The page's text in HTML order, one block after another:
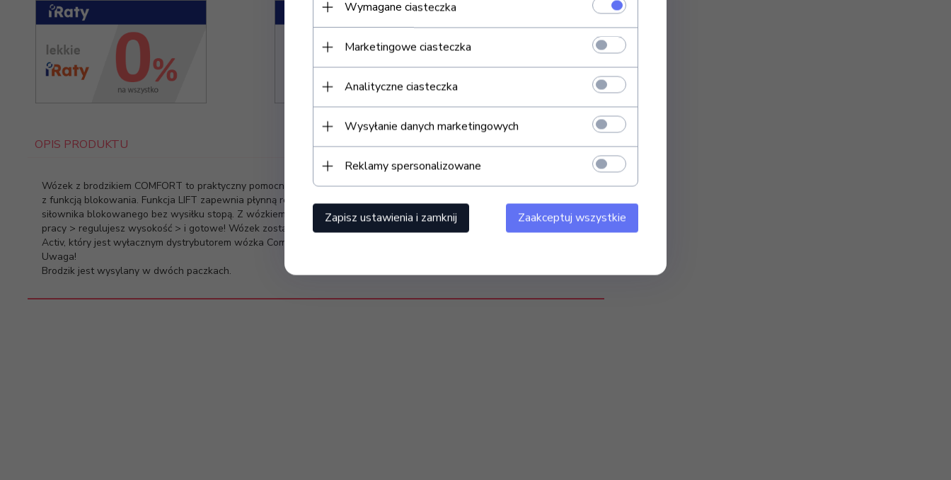
OPIS PRODUKTU
Wózek z brodzikiem COMFORT to praktyczny pomocnik, regulowany na wysokość z czterema gładko pracującymi kółkami
z funkcją blokowania. Funkcja LIFT zapewnia płynną regulację wysokości w przedziale 24-47cm za pomocą specjalnego
siłownika blokowanego bez wysiłku stopą. Z wózkiem praca jest łatwiejsza - napełniasz miskę > przewozisz w miejsce
pracy > regulujesz wysokość > i gotowe! Wózek został zaprojektowany i wykonany z największą starannością dla firmy
Activ, który jest wyłacznym dystrybutorem wózka Comfort.
Uwaga!
Brodzik jest wysylany w dwóch paczkach.
Wymagane ciasteczka
Marketingowe ciasteczka
Analityczne ciasteczka
Wysyłanie danych marketingowych
Reklamy spersonalizowane
Zapisz ustawienia i zamknij Zaakceptuj wszystkie